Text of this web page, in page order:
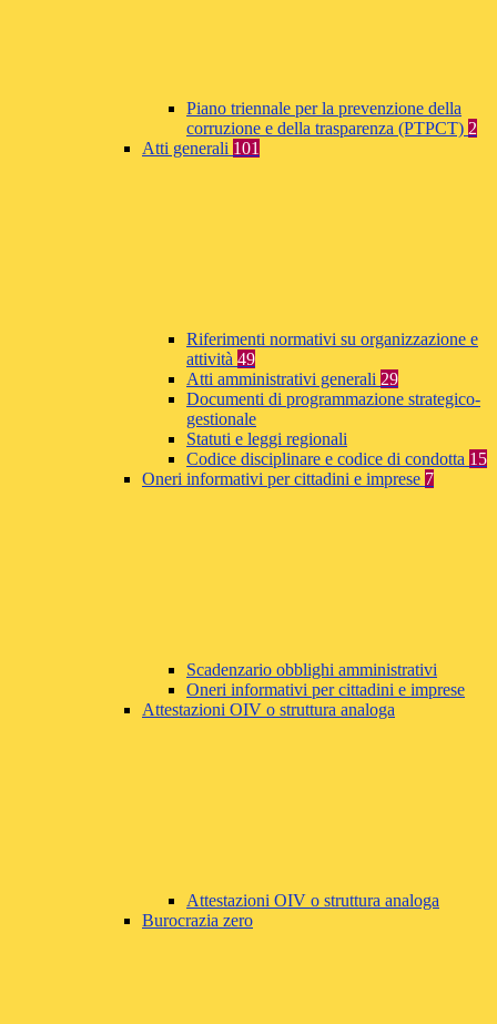
Piano triennale per la prevenzione della
corruzione e della trasparenza (PTPCT) 2
Atti generali 101
Riferimenti normativi su organizzazione e
attività 49
Atti amministrativi generali 29
Documenti di programmazione strategico-
gestionale
Statuti e leggi regionali
Codice disciplinare e codice di condotta 15
Oneri informativi per cittadini e imprese 7
Scadenzario obblighi amministrativi
Oneri informativi per cittadini e imprese
Attestazioni OIV o struttura analoga
Attestazioni OIV o struttura analoga
Burocrazia zero